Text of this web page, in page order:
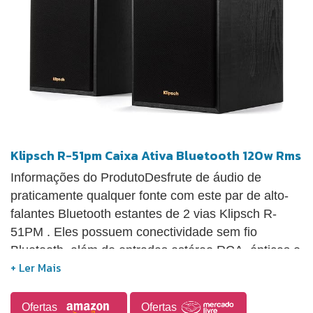
Klipsch R-51pm Caixa Ativa Bluetooth 120w Rms
Informações do ProdutoDesfrute de áudio de
praticamente qualquer fonte com este par de alto-
falantes Bluetooth estantes de 2 vias Klipsch R-
51PM . Eles possuem conectividade sem fio
Bluetooth, além de entradas estéreo RCA, ópticas e
auxiliares de 1/8 "para dispositivos com fio
armazenadas no seu computador. A entrada RCA é
Ofertas Ofertas